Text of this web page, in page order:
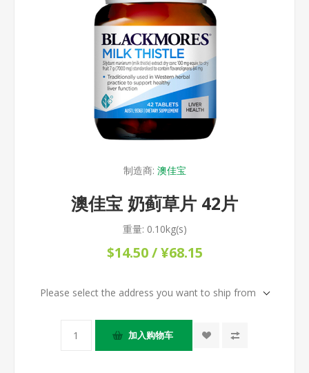
制造商: 澳佳宝
澳佳宝 奶蓟草片 42片
重量: 0.10kg(s)
$14.50 / ¥68.15
Please select the address you want to ship from